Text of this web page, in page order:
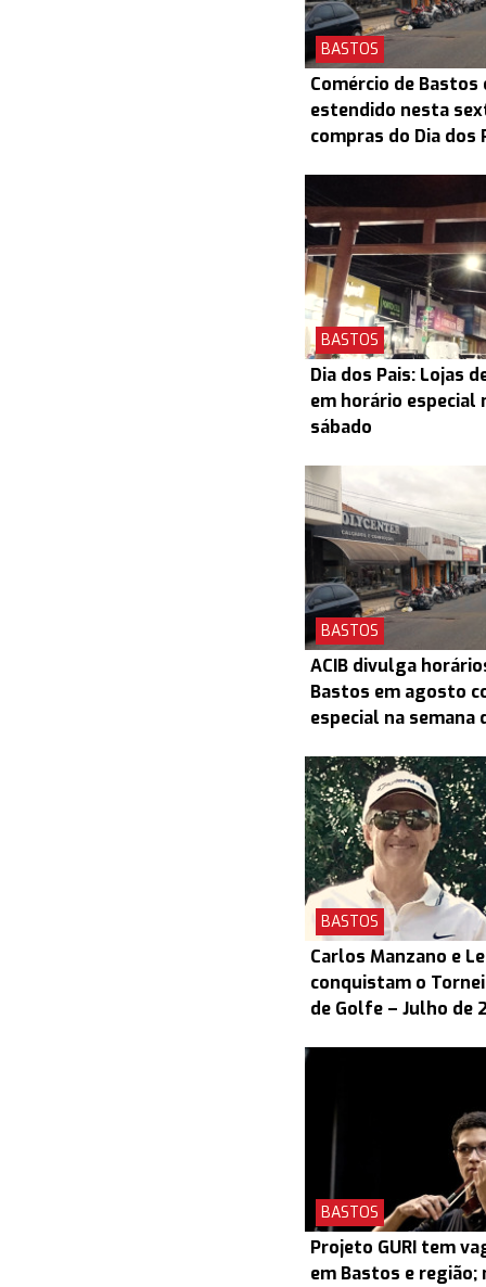
BASTOS
Comércio de
estendido nesta
compras do Dia dos
BASTOS
Dia dos Pais: Lojas
em horário
sábado
BASTOS
ACIB divulga
Bastos em agosto
especial na semana
BASTOS
Carlos Manzano e
conquistam o
de Golfe – Julho de
BASTOS
Projeto GURI tem
em Bastos e